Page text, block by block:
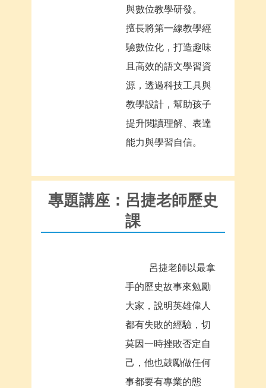
與數位教學研發。
擅長將第一線教學經
驗數位化，打造趣味
且高效的語文學習資
源，透過科技工具與
教學設計，幫助孩子
提升閱讀理解、表達
能力與學習自信。
專題講座：呂捷老師歷史
課
呂捷老師以最拿
手的歷史故事來勉勵
大家，說明英雄偉人
都有失敗的經驗，切
莫因一時挫敗否定自
己，他也鼓勵做任何
事都要有專業的態